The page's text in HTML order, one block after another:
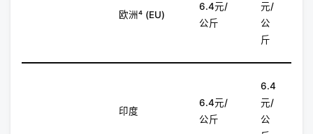
欧洲⁴ (EU)
6.4元/
公斤
元/
公
斤
印度
6.4元/
公斤
6.4
元/
公